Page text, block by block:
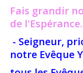
Fais grandir
de l'Espérance.
- Seigneur,
notre Evêque